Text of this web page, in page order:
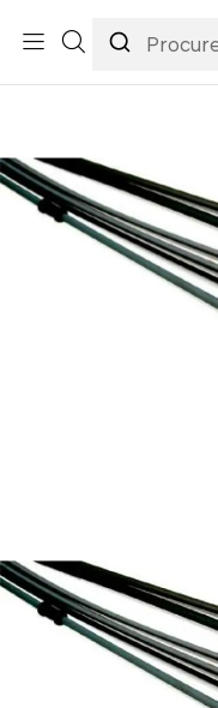
Acessórios &
Cabo de Embraiagem